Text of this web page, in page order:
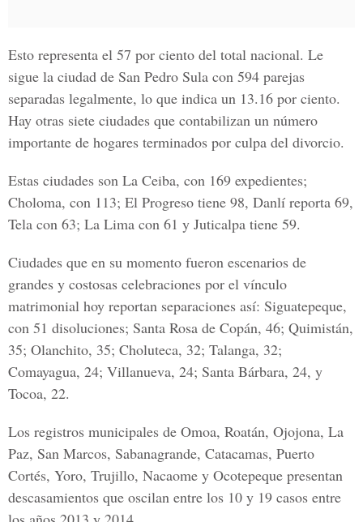
Esto representa el 57 por ciento del total nacional. Le
sigue la ciudad de San Pedro Sula con 594 parejas
separadas legalmente, lo que indica un 13.16 por ciento.
Hay otras siete ciudades que contabilizan un número
importante de hogares terminados por culpa del divorcio.
Estas ciudades son La Ceiba, con 169 expedientes;
Choloma, con 113; El Progreso tiene 98, Danlí reporta 69,
Tela con 63; La Lima con 61 y Juticalpa tiene 59.
Ciudades que en su momento fueron escenarios de
grandes y costosas celebraciones por el vínculo
matrimonial hoy reportan separaciones así: Siguatepeque,
con 51 disoluciones; Santa Rosa de Copán, 46; Quimistán,
35; Olanchito, 35; Choluteca, 32; Talanga, 32;
Comayagua, 24; Villanueva, 24; Santa Bárbara, 24, y
Tocoa, 22.
Los registros municipales de Omoa, Roatán, Ojojona, La
Paz, San Marcos, Sabanagrande, Catacamas, Puerto
Cortés, Yoro, Trujillo, Nacaome y Ocotepeque presentan
descasamientos que oscilan entre los 10 y 19 casos entre